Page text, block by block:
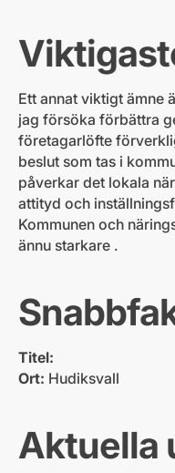
Ett annat viktigt ämne
jag försöka förbättra
företagarlöfte
beslut som tas i
påverkar det lokala
attityd och
Kommunen och
ännu starkare .
Titel:
Ort: Hudiksvall
Aktuella